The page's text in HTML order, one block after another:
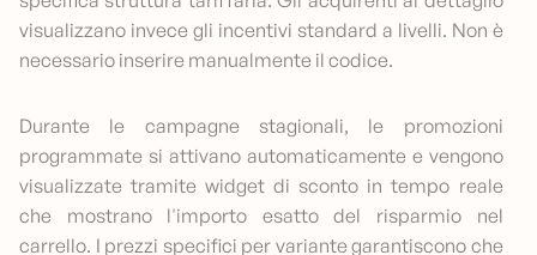
visualizzano invece gli incentivi standard a livelli. Non è
necessario inserire manualmente il codice.
Durante le campagne stagionali, le promozioni
programmate si attivano automaticamente e vengono
visualizzate tramite widget di sconto in tempo reale
che mostrano l'importo esatto del risparmio nel
carrello. I prezzi specifici per variante garantiscono che